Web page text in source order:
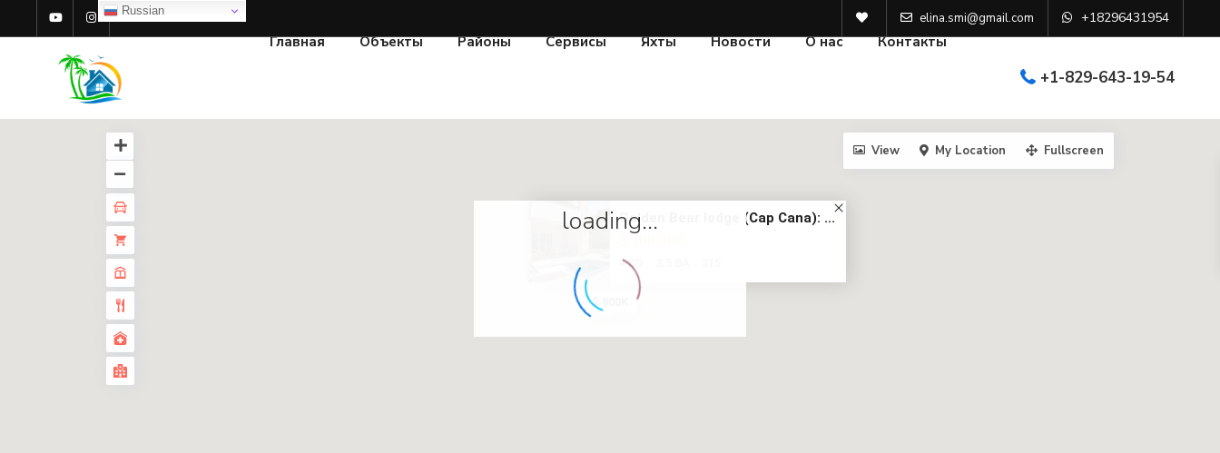
elina.smi@gmail.com +18296431954
+1-829-643-19-54
Главная Объекты Районы Сервисы Яхты Новости О нас Контакты
$ 900K
Golden Bear lodge (Cap Cana): ...
4 BD
loading...
View My Location Fullscreen
Russian